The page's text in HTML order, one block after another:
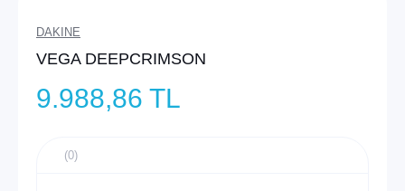
DAKINE
VEGA DEEPCRIMSON
9.988,86 TL
(0)